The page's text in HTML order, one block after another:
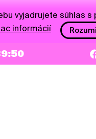
vyjadrujete súhlas s
informácií